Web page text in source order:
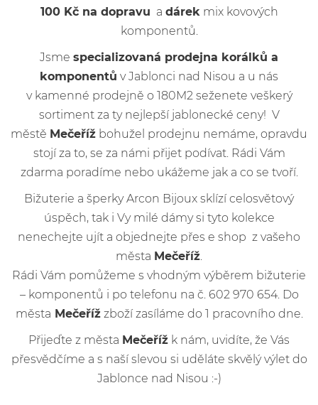
100 Kč na dopravu a dárek mix kovových
komponentů.
Jsme specializovaná prodejna korálků a
komponentů v Jablonci nad Nisou a u nás
v kamenné prodejně o 180M2 seženete veškerý
sortiment za ty nejlepší jablonecké ceny! V
městě Mečeříž bohužel prodejnu nemáme, opravdu
stojí za to, se za námi přijet podívat. Rádi Vám
zdarma poradíme nebo ukážeme jak a co se tvoří.
Bižuterie a šperky Arcon Bijoux sklízí celosvětový
úspěch, tak i Vy milé dámy si tyto kolekce
nenechejte ujít a objednejte přes e shop z vašeho
města Mečeříž
Rádi Vám pomůžeme s vhodným výběrem bižuterie
– komponentů i po telefonu na č. 602 970 654. Do
města Mečeřížzboží zasíláme do 1 pracovního dne.
Přijeďte z města Mečeříž k nám, uvidíte, že Vás
přesvědčíme a s naší slevou si uděláte skvělý výlet do
Jablonce nad Nisou :-)